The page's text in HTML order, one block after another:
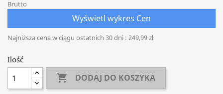
Brutto
Wyświetl wykres Cen
Najniższa cena w ciągu ostatnich 30 dni : 249,99 zł
Ilość
 DODAJ DO KOSZYKA